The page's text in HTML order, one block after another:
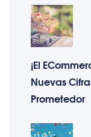
¡El
Nuevas
Prometedor